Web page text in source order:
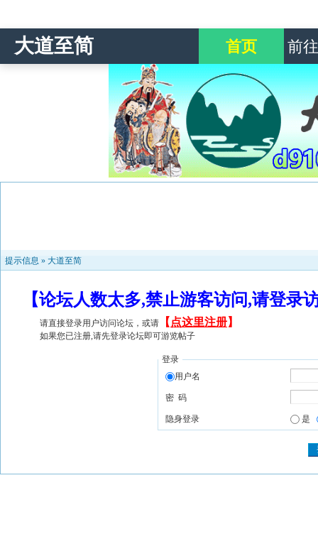
大道至简 首页 前
提示信息 » 大道至简
【论坛人数太多,禁止游客访问,请登
请直接登录用户访问论坛，或请 【 点这里注册】
如果您已注册,请先登录论坛即可游览帖子
登录
用户名
密 码
隐身登录 是